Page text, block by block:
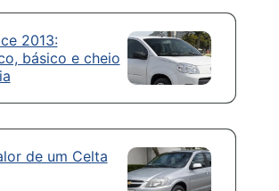
2013:
básico e cheio
de um Celta